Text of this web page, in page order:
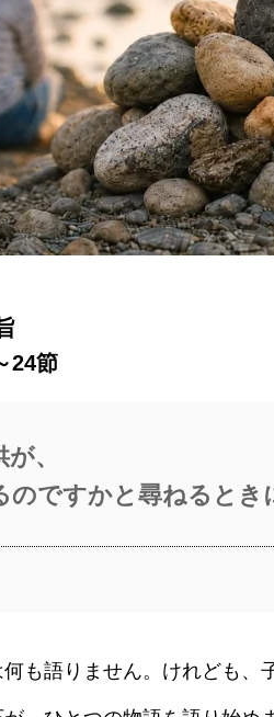
24節
、
ですかと尋ねるとき
も語りません。けれども、